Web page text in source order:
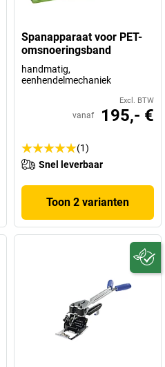
Spanapparaat voor PET-
omsnoeringsband
handmatig,
eenhendelmechaniek
Excl. BTW
vanaf 195,- €
(1)
Snel leverbaar
Toon 2 varianten